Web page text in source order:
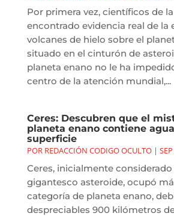
Por primera vez, científicos de
encontrado evidencia real de la
volcanes de hielo sobre el
situado en el cinturón de
planeta enano no le ha
centro de la atención mundial,...
Ceres: Descubren que el
planeta enano contiene
superficie
POR REDACCIÓN CODIGO OCULTO|
Ceres, inicialmente
gigantesco asteroide, ocupó
categoría de planeta enano,
despreciables 900 kilómetros